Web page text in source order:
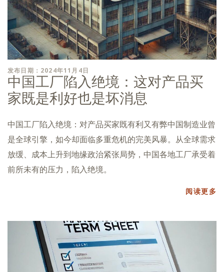
发布日期：2024年11月4日
中国工厂陷入绝境：这对产品买
家既是利好也是坏消息
中国工厂陷入绝境：对产品买家既有利又有弊中国制造业曾
是全球引擎，如今却面临多重危机的完美风暴。从全球需求
放缓、成本上升到地缘政治紧张局势，中国各地工厂承受着
前所未有的压力，陷入绝境。
阅读更多